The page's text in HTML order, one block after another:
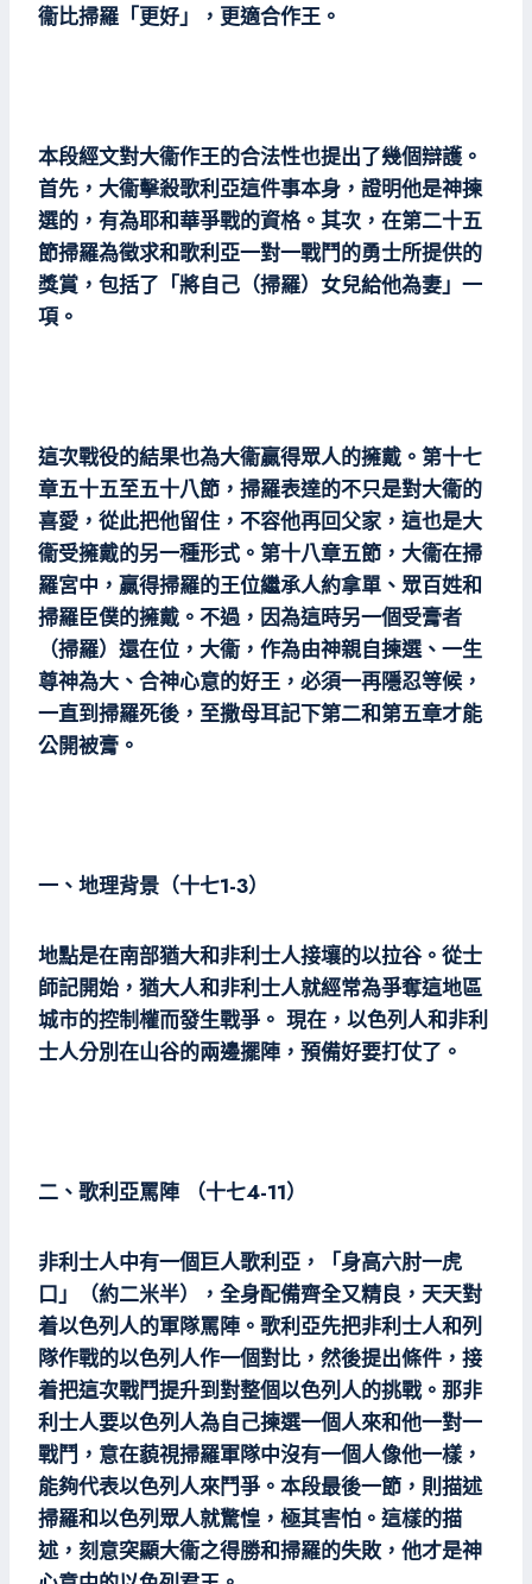
衞比掃羅「更好」，更適合作王。
本段經文對大衞作王的合法性也提出了幾個辯護。
首先，大衞擊殺歌利亞這件事本身，證明他是神揀
選的，有為耶和華爭戰的資格。其次，在第二十五
節掃羅為徵求和歌利亞一對一戰鬥的勇士所提供的
獎賞，包括了「將自己（掃羅）女兒給他為妻」一
項。
這次戰役的結果也為大衞贏得眾人的擁戴。第十七
章五十五至五十八節，掃羅表達的不只是對大衞的
喜愛，從此把他留住，不容他再回父家，這也是大
衞受擁戴的另一種形式。第十八章五節，大衞在掃
羅宮中，贏得掃羅的王位繼承人約拿單、眾百姓和
掃羅臣僕的擁戴。不過，因為這時另一個受膏者
（掃羅）還在位，大衞，作為由神親自揀選、一生
尊神為大、合神心意的好王，必須一再隱忍等候，
一直到掃羅死後，至撒母耳記下第二和第五章才能
公開被膏。
一、地理背景（十七1-3）
地點是在南部猶大和非利士人接壤的以拉谷。從士
師記開始，猶大人和非利士人就經常為爭奪這地區
城市的控制權而發生戰爭。 現在，以色列人和非利
士人分別在山谷的兩邊擺陣，預備好要打仗了。
二、歌利亞罵陣 （十七4-11）
非利士人中有一個巨人歌利亞，「身高六肘一虎
口」（約二米半），全身配備齊全又精良，天天對
着以色列人的軍隊罵陣。歌利亞先把非利士人和列
隊作戰的以色列人作一個對比，然後提出條件，接
着把這次戰鬥提升到對整個以色列人的挑戰。那非
利士人要以色列人為自己揀選一個人來和他一對一
戰鬥，意在藐視掃羅軍隊中沒有一個人像他一樣，
能夠代表以色列人來鬥爭。本段最後一節，則描述
掃羅和以色列眾人就驚惶，極其害怕。這樣的描
述，刻意突顯大衞之得勝和掃羅的失敗，他才是神